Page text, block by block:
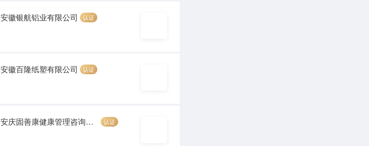
安徽银航铝业有限公司 认证
安徽百隆纸塑有限公司 认证
安庆固善康健康管理咨询有限公司 认证